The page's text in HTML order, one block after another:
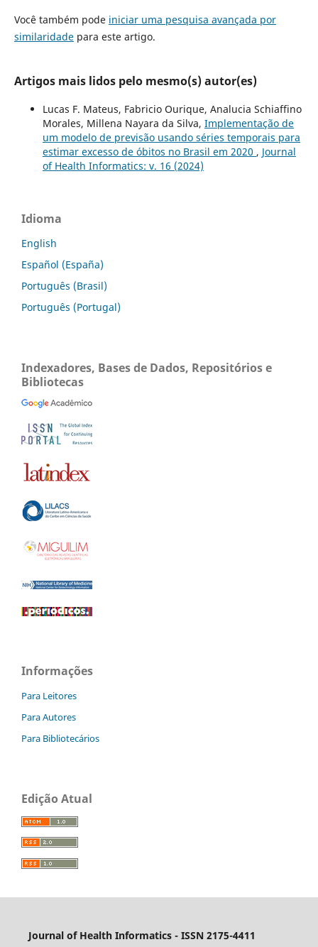
Você também pode iniciar uma pesquisa avançada por
similaridadepara este artigo.
Artigos mais lidos pelo mesmo(s) autor(es)
Lucas F. Mateus, Fabricio Ourique, Analucia Schiaffino
Morales, Millena Nayara da Silva, Implementação de
um modelo de previsão usando séries temporais para
estimar excesso de óbitos no Brasil em 2020 , Journal
of Health Informatics: v. 16 (2024)
Idioma
English
Español (España)
Português (Brasil)
Português (Portugal)
Indexadores, Bases de Dados, Repositórios e
Bibliotecas
Informações
Para Leitores
Para Autores
Para Bibliotecários
Edição Atual
Journal of Health Informatics - ISSN 2175-4411